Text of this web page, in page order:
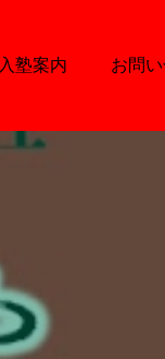
入塾案内 お問